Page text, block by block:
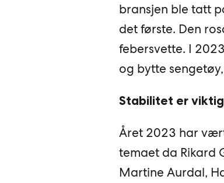
bransjen ble tatt
det første. Den
febersvette. I
og bytte
Stabilitet er viktig
Året 2023 har
temaet da Rikard
Martine Aurdal,